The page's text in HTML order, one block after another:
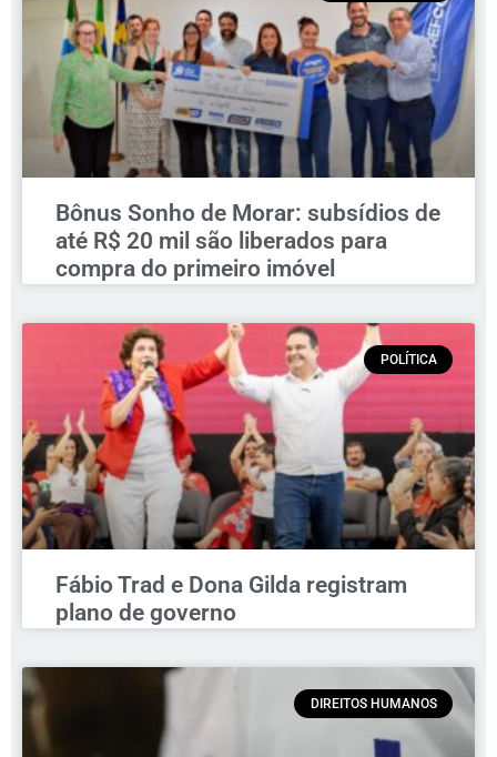
Bônus Sonho de Morar: subsídios de
até R$ 20 mil são liberados para
compra do primeiro imóvel
POLÍTICA
Fábio Trad e Dona Gilda registram
plano de governo
DIREITOS HUMANOS